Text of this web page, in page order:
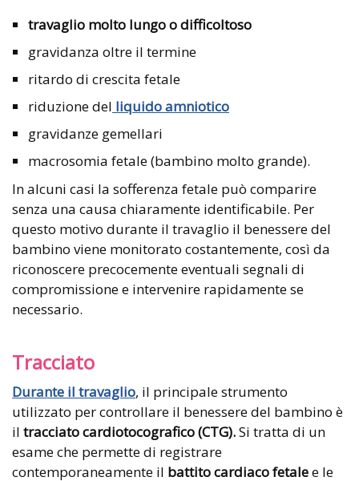
travaglio molto lungo o difficoltoso
gravidanza oltre il termine
ritardo di crescita fetale
riduzione del liquido amniotico
gravidanze gemellari
macrosomia fetale (bambino molto grande).
In alcuni casi la sofferenza fetale può comparire
senza una causa chiaramente identificabile. Per
questo motivo durante il travaglio il benessere del
bambino viene monitorato costantemente, così da
riconoscere precocemente eventuali segnali di
compromissione e intervenire rapidamente se
necessario.
Tracciato
Durante il travaglio, il principale strumento
utilizzato per controllare il benessere del bambino è
il tracciato cardiotocografico (CTG).Si tratta di un
esame che permette di registrare
contemporaneamente il battito cardiaco fetalee le